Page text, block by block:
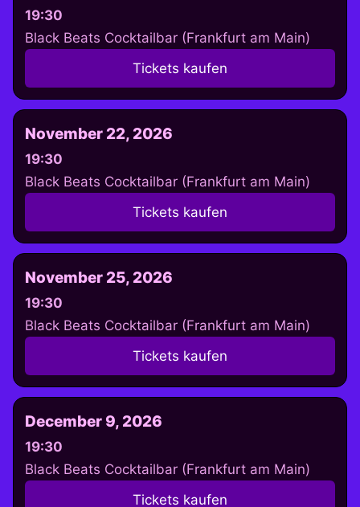
19:30
Black Beats Cocktailbar (Frankfurt am Main)
Tickets kaufen
November 22, 2026
19:30
Black Beats Cocktailbar (Frankfurt am Main)
Tickets kaufen
November 25, 2026
19:30
Black Beats Cocktailbar (Frankfurt am Main)
Tickets kaufen
December 9, 2026
19:30
Black Beats Cocktailbar (Frankfurt am Main)
Tickets kaufen